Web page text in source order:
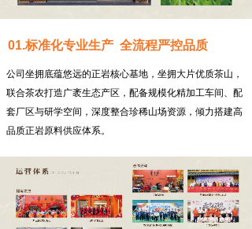
01.标准化专业生产 全流程严控品质
公司坐拥底蕴悠远的正岩核心基地，坐拥大片优质茶山，
联合茶农打造广袤生态产区，配备规模化精加工车间、配
套厂区与研学空间，深度整合珍稀山场资源，倾力搭建高
品质正岩原料供应体系。